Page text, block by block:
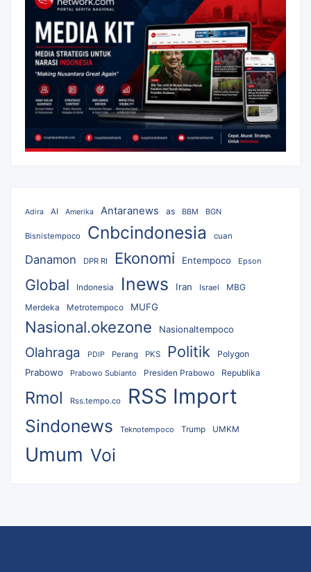
Adira AI Amerika Antaranews as BBM BGN
Bisnistempoco Cnbcindonesia cuan
Danamon DPR RI Ekonomi Entempoco Epson
Global Indonesia Inews Iran Israel
MBG
Merdeka
Metrotempoco MUFG
Nasional.okezone Nasionaltempoco
Olahraga PDIP Perang PKS Politik Polygon
Prabowo Prabowo Subianto Presiden Prabowo Republika
Rmol Rss.tempo.co RSS Import
Sindonews Teknotempoco Trump UMKM
Umum Voi